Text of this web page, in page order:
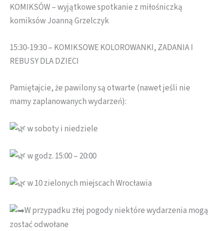
KOMIKSÓW – wyjątkowe spotkanie z miłośniczką
komiksów Joanną Grzelczyk
15:30-19:30 – KOMIKSOWE KOLOROWANKI, ZADANIA I
REBUSY DLA DZIECI
Pamiętajcie, że pawilony są otwarte (nawet jeśli nie
mamy zaplanowanych wydarzeń):
w soboty i niedziele
w godz. 15:00 – 20:00
w 10 zielonych miejscach Wrocławia
W przypadku złej pogody niektóre wydarzenia mogą
zostać odwołane